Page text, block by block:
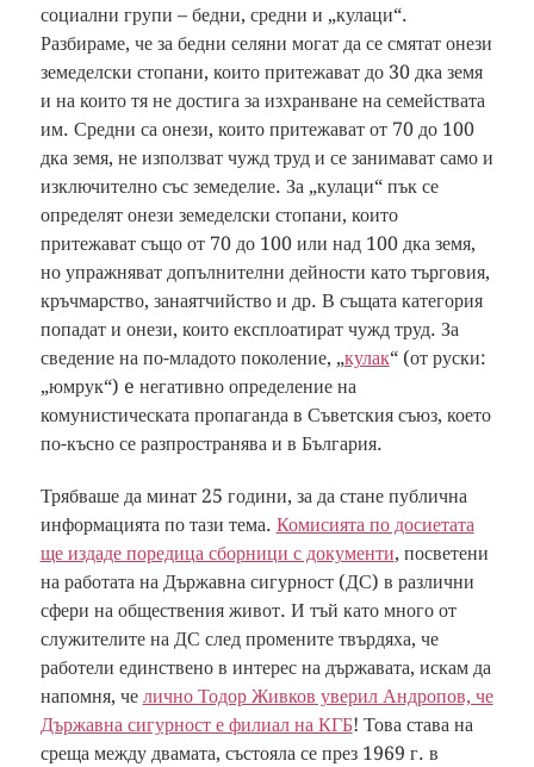
социални групи – бедни, средни и „кулаци“.
Разбираме, че за бедни селяни могат да се смятат онези
земеделски стопани, които притежават до 30 дка земя
и на които тя не достига за изхранване на семействата
им. Средни са онези, които притежават от 70 до 100
дка земя, не използват чужд труд и се занимават само и
изключително със земеделие. За „кулаци“ пък се
определят онези земеделски стопани, които
притежават също от 70 до 100 или над 100 дка земя,
но упражняват допълнителни дейности като търговия,
кръчмарство, занаятчийство и др. В същата категория
попадат и онези, които експлоатират чужд труд. За
сведение на по-младото поколение, „кулак“ (от руски:
„юмрук“) e негативно определение на
комунистическата пропаганда в Съветския съюз, което
по-късно се разпространява и в България.
Трябваше да минат 25 години, за да стане публична
информацията по тази тема. Комисията по досиетата
ще издаде поредица сборници с документи, посветени
на работата на Държавна сигурност (ДС) в различни
сфери на обществения живот. И тъй като много от
служителите на ДС след промените твърдяха, че
работели единствено в интерес на държавата, искам да
напомня, че лично Тодор Живков уверил Андропов, че
Държавна сигурност е филиал на КГБ! Това става на
среща между двамата, състояла се през 1969 г. в